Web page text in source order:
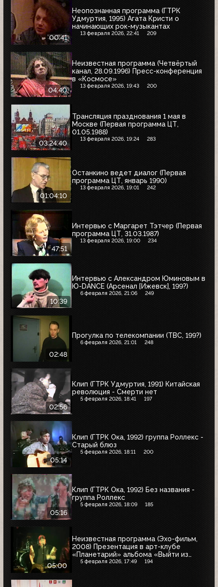
00:41
Неопознанная программа (ГТРК
Удмуртия, 1995) Агата Кристи о
начинающих рок-музыкантах
13 февраля 2026, 22:41 209
04:40
Неизвестная программа (Четвёртый
канал, 28.09.1996) Пресс-конференция
в «Космосе»
13 февраля 2026, 19:43 200
03:24:40
Трансляция празднования 1 мая в
Москве (Первая программа ЦТ,
01.05.1988)
13 февраля 2026, 19:24 283
01:04:10
Останкино ведет диалог (Первая
программа ЦТ, январь 1990)
13 февраля 2026, 19:01 242
47:51
Интервью с Маргарет Тэтчер (Первая
программа ЦТ, 31.03.1987)
13 февраля 2026, 19:00 234
10:39
Интервью с Александром Юминовым в
Ю-DANCE (Арсенал [Ижевск], 199?)
6 февраля 2026, 21:06 249
02:48
Прогулка по телекомпании (ТВС, 199?)
6 февраля 2026, 21:01 248
02:56
Клип (ГТРК Удмуртия, 1991) Китайская
революция - Смерти нет
5 февраля 2026, 18:41 197
05:14
Клип (ГТРК Ока, 1992) группа Роллекс -
Старый блюз
5 февраля 2026, 18:11 200
05:16
Клип (ГТРК Ока, 1992) Без названия -
группа Роллекс
5 февраля 2026, 18:09 185
05:00
Неизвестная программа (Эхо-фильм,
2008) Презентация в арт-клубе
«Планетарий» альбома «Выйти из
Круга» группы ДХ
5 февраля 2026, 17:49 194